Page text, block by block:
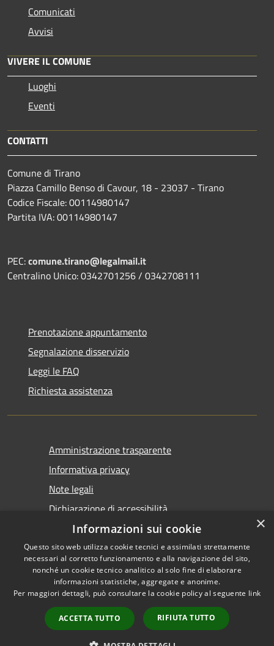
Comunicati
Avvisi
VIVERE IL COMUNE
Luoghi
Eventi
CONTATTI
Comune di Tirano
Piazza Camillo Benso di Cavour, 18 - 23037 - Tirano
Codice Fiscale: 00114980147
Partita IVA: 00114980147
PEC:comune.tirano@legalmail.it
Centralino Unico: 0342701256 / 0342708111
Prenotazione appuntamento
Segnalazione disservizio
Leggi le FAQ
Richiesta assistenza
Amministrazione trasparente
Informativa privacy
Note legali
Dichiarazione di accessibilità
Accessibilità
Copyright © 2026 • Comune di
Tirano • Powered by
Municipium•
Accesso
redazione
×
Informazioni sui cookie
Questo sito web utilizza cookie tecnici e assimilati strettamente
necessari al corretto funzionamento e alla navigazione del sito,
nonché un cookie tecnico analitico al solo fine di elaborare
informazioni statistiche, aggregate e anonime.
Per maggiori dettagli, può consultare la cookie policy al seguente link
ACCETTA TUTTO RIFIUTA TUTTO